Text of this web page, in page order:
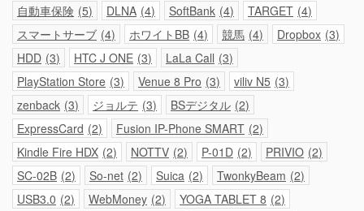
自動車保険 5 DLNA 4 SoftBank 4 TARGET 4
スマートサーブ 4 ホワイトBB 4 競馬 4 Dropbox 3
HDD 3 HTC J ONE 3 LaLa Call 3
PlayStation Store 3 Venue 8 Pro 3 viliv N5 3
zenback 3 ジョルテ 3 BSデジタル 2
ExpressCard 2 Fusion IP-Phone SMART 2
Kindle Fire HDX 2 NOTTV 2 P-01D 2 PRIVIO 2
SC-02B 2 So-net 2 Suica 2 TwonkyBeam 2
USB3.0 2 WebMoney 2 YOGA TABLET 8 2